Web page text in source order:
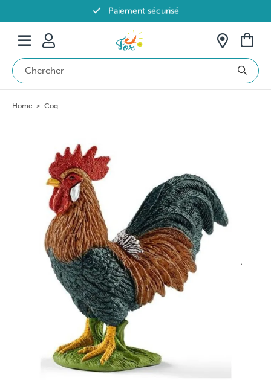
Paiement sécurisé
Livraison offerte dès 69€ en Belgique
Home > Coq